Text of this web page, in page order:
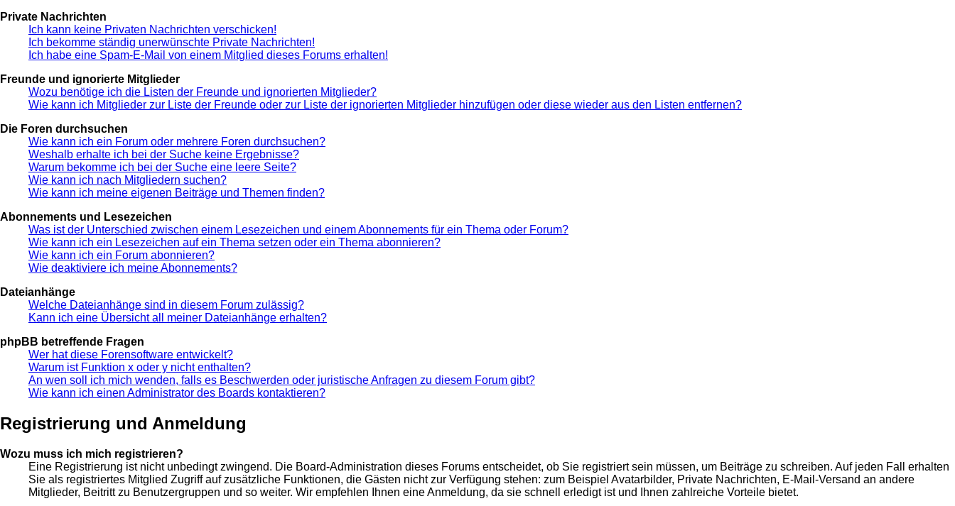
Private Nachrichten
Ich kann keine Privaten Nachrichten verschicken!
Ich bekomme ständig unerwünschte Private Nachrichten!
Ich habe eine Spam-E-Mail von einem Mitglied dieses Forums erhalten!
Freunde und ignorierte Mitglieder
Wozu benötige ich die Listen der Freunde und ignorierten Mitglieder?
Wie kann ich Mitglieder zur Liste der Freunde oder zur Liste der ignorierten Mitglieder hinzufügen oder diese wieder aus den Listen entfernen?
Die Foren durchsuchen
Wie kann ich ein Forum oder mehrere Foren durchsuchen?
Weshalb erhalte ich bei der Suche keine Ergebnisse?
Warum bekomme ich bei der Suche eine leere Seite?
Wie kann ich nach Mitgliedern suchen?
Wie kann ich meine eigenen Beiträge und Themen finden?
Abonnements und Lesezeichen
Was ist der Unterschied zwischen einem Lesezeichen und einem Abonnements für ein Thema oder Forum?
Wie kann ich ein Lesezeichen auf ein Thema setzen oder ein Thema abonnieren?
Wie kann ich ein Forum abonnieren?
Wie deaktiviere ich meine Abonnements?
Dateianhänge
Welche Dateianhänge sind in diesem Forum zulässig?
Kann ich eine Übersicht all meiner Dateianhänge erhalten?
phpBB betreffende Fragen
Wer hat diese Forensoftware entwickelt?
Warum ist Funktion x oder y nicht enthalten?
An wen soll ich mich wenden, falls es Beschwerden oder juristische Anfragen zu diesem Forum gibt?
Wie kann ich einen Administrator des Boards kontaktieren?
Registrierung und Anmeldung
Wozu muss ich mich registrieren?
Eine Registrierung ist nicht unbedingt zwingend. Die Board-Administration dieses Forums entscheidet, ob Sie registriert sein müssen, um Beiträge zu schreiben. Auf jeden Fall erhalten
Sie als registriertes Mitglied Zugriff auf zusätzliche Funktionen, die Gästen nicht zur Verfügung stehen: zum Beispiel Avatarbilder, Private Nachrichten, E-Mail-Versand an andere
Mitglieder, Beitritt zu Benutzergruppen und so weiter. Wir empfehlen Ihnen eine Anmeldung, da sie schnell erledigt ist und Ihnen zahlreiche Vorteile bietet.